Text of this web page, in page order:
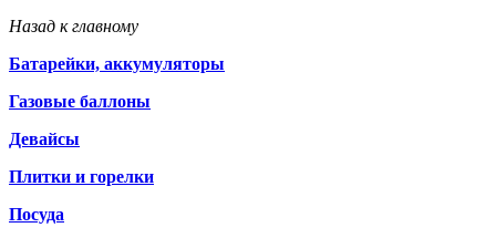
Назад к главному
Батарейки, аккумуляторы
Газовые баллоны
Девайсы
Плитки и горелки
Посуда